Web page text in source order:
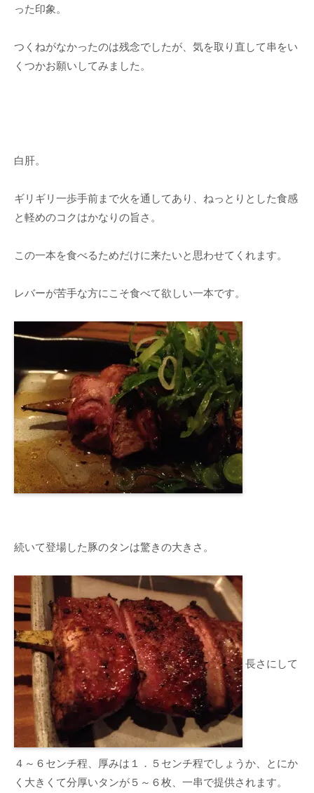
った印象。
つくねがなかったのは残念でしたが、気を取り直して串をい
くつかお願いしてみました。
白肝。
ギリギリ一歩手前まで火を通してあり、ねっとりとした食感
と軽めのコクはかなりの旨さ。
この一本を食べるためだけに来たいと思わせてくれます。
レバーが苦手な方にこそ食べて欲しい一本です。
続いて登場した豚のタンは驚きの大きさ。
長さにして
４～６センチ程、厚みは１．５センチ程でしょうか、とにか
く大きくて分厚いタンが５～６枚、一串で提供されます。